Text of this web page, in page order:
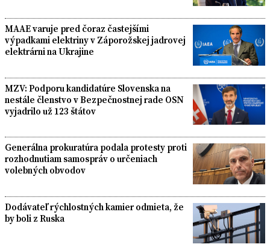
MAAE varuje pred čoraz častejšími
výpadkami elektriny v Záporožskej jadrovej
elektrárni na Ukrajine
MZV: Podporu kandidatúre Slovenska na
nestále členstvo v Bezpečnostnej rade OSN
vyjadrilo už 123 štátov
Generálna prokuratúra podala protesty proti
rozhodnutiam samospráv o určeniach
volebných obvodov
Dodávateľ rýchlostných kamier odmieta, že
by boli z Ruska